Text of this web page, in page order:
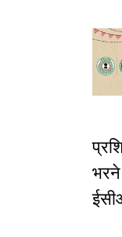
भरने